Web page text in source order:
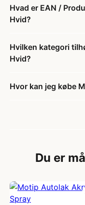
Hvad er EAN /
Hvid?
Hvilken kategori
Hvid?
Hvor kan jeg købe
Du er